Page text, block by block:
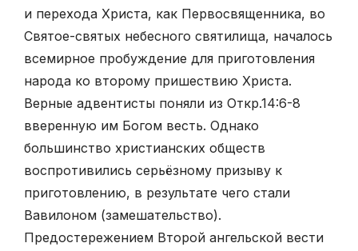
и перехода Христа, как Первосвященника, во
Святое-святых небесного святилища, началось
всемирное пробуждение для приготовления
народа ко второму пришествию Христа.
Верные адвентисты поняли из Откр.14:6-8
вверенную им Богом весть. Однако
большинство христианских обществ
воспротивились серьёзному призыву к
приготовлению, в результате чего стали
Вавилоном (замешательство).
Предостережением Второй ангельской вести